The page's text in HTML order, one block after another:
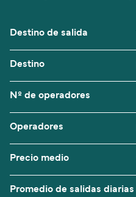
Destino de salida
Destino
Nº de operadores
Operadores
Precio medio
Promedio de salidas diarias